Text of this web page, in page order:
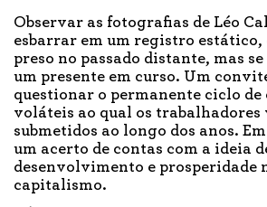
Observar as fotografias de Léo
esbarrar em um registro estático,
preso no passado distante, mas
um presente em curso. Um
questionar o permanente ciclo de
voláteis ao qual os trabalhadores
submetidos ao longo dos anos.
um acerto de contas com a ideia
desenvolvimento e prosperidade
capitalismo.